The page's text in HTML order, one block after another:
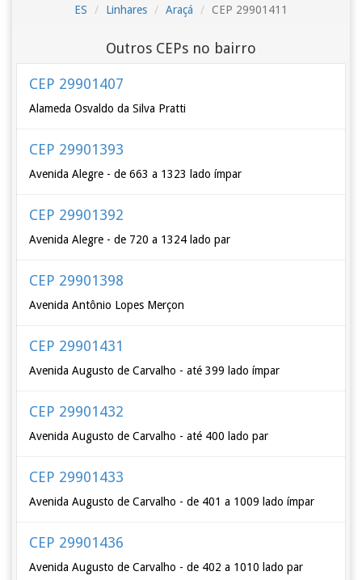
ES Linhares Araçá CEP 29901411
Outros CEPs no bairro
CEP 29901407
Alameda Osvaldo da Silva Pratti
CEP 29901393
Avenida Alegre - de 663 a 1323 lado ímpar
CEP 29901392
Avenida Alegre - de 720 a 1324 lado par
CEP 29901398
Avenida Antônio Lopes Merçon
CEP 29901431
Avenida Augusto de Carvalho - até 399 lado ímpar
CEP 29901432
Avenida Augusto de Carvalho - até 400 lado par
CEP 29901433
Avenida Augusto de Carvalho - de 401 a 1009 lado ímpar
CEP 29901436
Avenida Augusto de Carvalho - de 402 a 1010 lado par